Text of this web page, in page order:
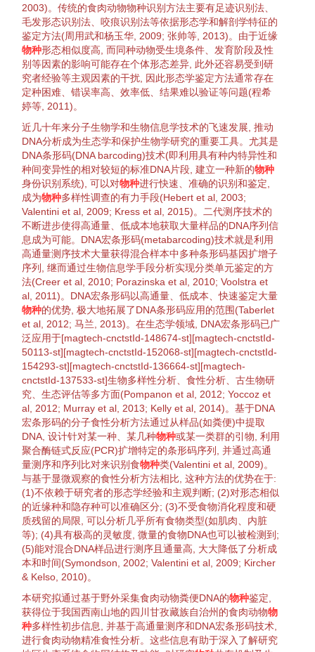
2003)。传统的食肉动物物种识别方法主要有足迹识别法、
毛发形态识别法、咬痕识别法等依据形态学和解剖学特征的
鉴定方法(周用武和杨玉华, 2009; 张帅等, 2013)。由于近缘
物种形态相似度高, 而同种动物受生境条件、 发育阶段及性
别等因素的影响可能存在个体形态差异, 此外还容易受到研
究者经验等主观因素的干扰 , 因此形态学鉴定方法通常存在
定种困难、错误率高、效率低、结果难以验证等问题(程希
婷等, 2011)。
近几十年来分子生物学和生物信息学技术的飞速发展, 推动
DNA分析成为生态学和保护生物学研究的重要工具。尤其是
DNA条形码(DNA barcoding)技术(即利用具有种内特异性和
种间变异性的相对较短的标准DNA片段, 建立一种新的物种
身份识别系统), 可以对物种进行快速、准确的识别和鉴定
成为物种多样性调查的有力手段(Hebert et al, 2003;
Valentini et al, 2009; Kress et al, 2015)。二代测序技术的
不断进步使得高通量 、低成本地获取大量样品的DNA序列信
息成为可能。DNA宏条形码(metabarcoding)技术就是利用
高通量测序技术大量获得混合样本中多种条形码基因扩增子
序列, 继而通过生物信息学手段分析实现分类单元鉴定的方
法(Creer et al, 2010; Porazinska et al, 2010; Voolstra et
al, 2011)。DNA宏条形码以高通量 、低成本、快速鉴定大量
物种的优势, 极大地拓展了DNA条形码应用的范围(Taberlet
et al, 2012; 马兰 , 2013)。在生态学领域 , DNA宏条形码已广
泛应用于[magtech-cnctstId-148674-st][magtech-cnctstId-
50113-st][magtech-cnctstId-152068-st][magtech-cnctstId-
154293-st][magtech-cnctstId-136664-st][magtech-
cnctstId-137533-st]生物多样性分析、 食性分析、古生物研
究、生态评估等多方面(Pompanon et al, 2012; Yoccoz et
al, 2012; Murray et al, 2013; Kelly et al, 2014)。基于DNA
宏条形码的分子食性分析方法通过从样品(如粪便)中提取
DNA, 设计针对某一种、某几种物种或某一类群的引物 , 利用
聚合酶链式反应(PCR)扩增特定的条形码序列, 并通过高通
量测序和序列 比对来识别食物种类(Valentini et al, 2009)。
与基于显微观察的食性分析方法相比, 这种方法的优势在于:
(1)不依赖于研究者的形态学经验和主观判断; (2)对形态相似
的近缘种和隐存种可以准确区分; (3)不受食物消化程度和硬
质残留的局限, 可以分析几乎所有食物类型(如肌肉 、内脏
等); (4)具有极高的灵敏度 , 微量的食物DNA也可以被检测到;
(5)能对混合DNA样品进行测序且 通量高, 大大降低了分析成
本和时间(Symondson, 2002; Valentini et al, 2009; Kircher
& Kelso, 2010)。
本研究拟通过基于野外采集食肉动物粪便DNA的物种鉴定
获得位于我国西南山地的四川甘孜藏族自治州的食肉动物物
种多样性初步信息, 并基于高通量测序和DNA宏条形码技术,
进行食肉动物精准食性分析。这些信息有助于深入了解研究